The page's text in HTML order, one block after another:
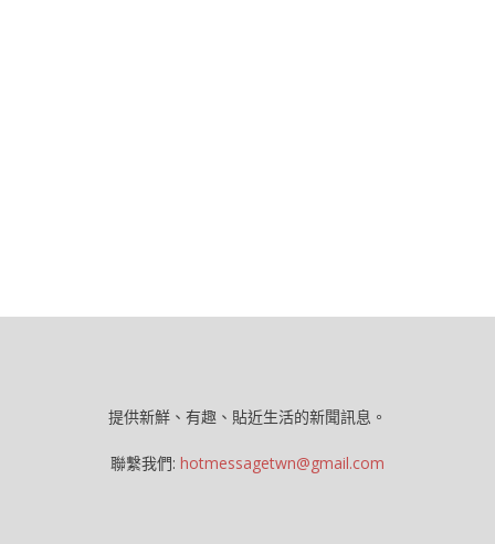
提供新鮮、有趣、貼近生活的新聞訊息。
聯繫我們: hotmessagetwn@gmail.com